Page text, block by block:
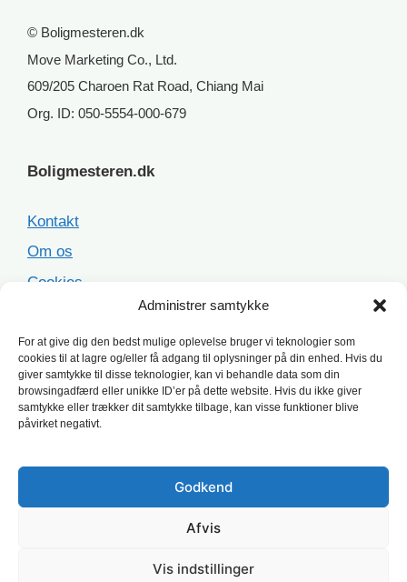
Administrer samtykke
For at give dig den bedst mulige oplevelse bruger vi teknologier som
cookies til at lagre og/eller få adgang til oplysninger på din enhed. Hvis du
giver samtykke til disse teknologier, kan vi behandle data som din
browsingadfærd eller unikke ID’er på dette website. Hvis du ikke giver
samtykke eller trækker dit samtykke tilbage, kan visse funktioner blive
påvirket negativt.
Godkend
Afvis
Vis indstillinger
© Boligmesteren.dk
Move Marketing Co., Ltd.
609/205 Charoen Rat Road, Chiang Mai
Org. ID: 050-5554-000-679
Boligmesteren.dk
Kontakt
Om os
Cookies
Populære opgaver
Facaderenovering
Terrasse